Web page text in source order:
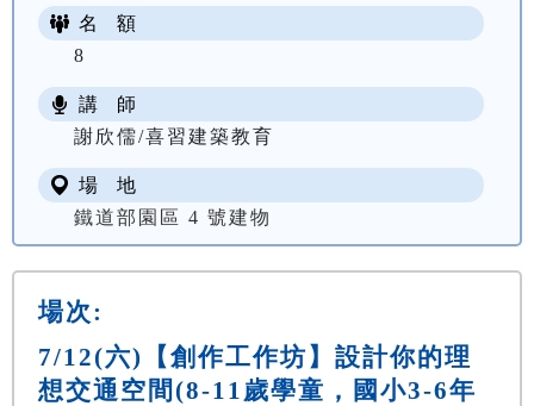
名 額
8
講 師
謝欣儒/喜習建築教育
場 地
鐵道部園區 4 號建物
場次:
7/12(六)【創作工作坊】設計你的理
想交通空間(8-11歲學童，國小3-6年